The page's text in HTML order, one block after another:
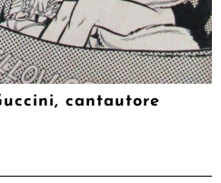
cantautore